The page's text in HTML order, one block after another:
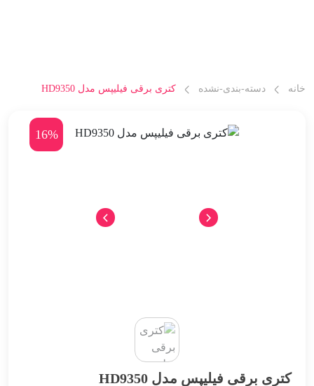
خانه دسته-بندی-نشده کتری برقی فیلیپس مدل HD9350
16%
کتری برقی فیلیپس مدل HD9350